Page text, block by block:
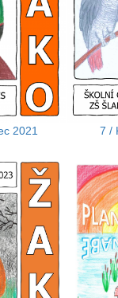
2021 7 /